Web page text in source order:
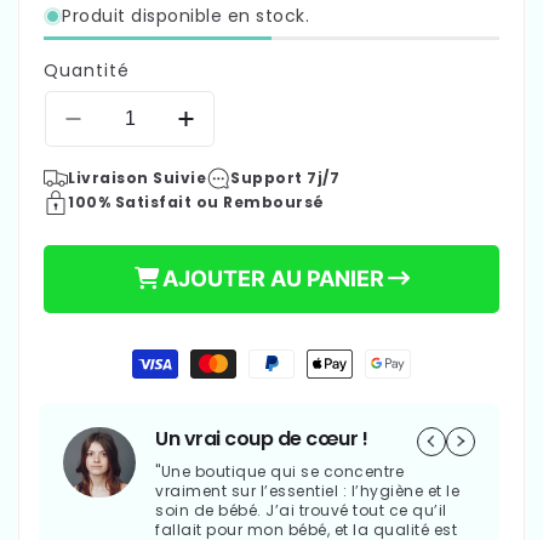
habituel
34,90 €
Produit disponible en stock.
Quantité
Réduire
quantité
de
BÉBÉ
MISTY™
Augmenter
quantité
de
BAIN
BÉBÉ
MISTY™
Livraison Suivie
Support 7j/7
100% Satisfait ou Remboursé
AJOUTER AU PANIER
Un vrai coup de cœur !
"Une boutique qui se concentre
vraiment sur l’essentiel : l’hygiène et le
soin de bébé. J’ai trouvé tout ce qu’il
fallait pour mon bébé, et la qualité est